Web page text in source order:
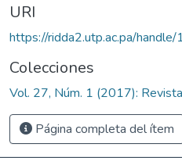
URI
https://ridda2.utp.ac.pa/
Colecciones
Vol. 27, Núm. 1 (2017):
Página completa del ítem